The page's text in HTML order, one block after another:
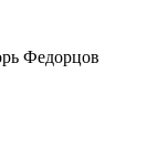
Федорцов